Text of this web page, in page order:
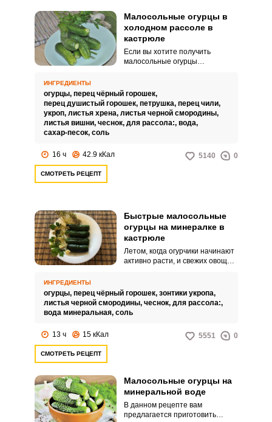
Малосольные огурцы в
холодном рассоле в
кастрюле
Если вы хотите получить
малосольные огурцы
рецептом. Малосольные огурцы
в холодном рассоле получаются
хрустящими и очень
аппетитными.
ИНГРЕДИЕНТЫ
огурцы, перец чёрный горошек,
перец душистый горошек, петрушка, перец чили,
укроп, листья хрена, листья черной смородины,
листья вишни, чеснок, для рассола:, вода,
сахар-песок, соль
16 ч 42.9 кКал 5140 0
СМОТРЕТЬ РЕЦЕПТ
Быстрые малосольные
огурцы на минералке в
кастрюле
Летом, когда огурчики начинают
активно расти, и свежих овощей
малосольные огурцы на
минералке. Ароматная быстрая
закуска получается очень
ИНГРЕДИЕНТЫ
огурцы, перец чёрный горошек, зонтики укропа,
листья черной смородины, чеснок, для рассола:,
вода минеральная, соль
13 ч 15 кКал 5551 0
СМОТРЕТЬ РЕЦЕПТ
Малосольные огурцы на
минеральной воде
В данном рецепте вам
предлагается приготовить